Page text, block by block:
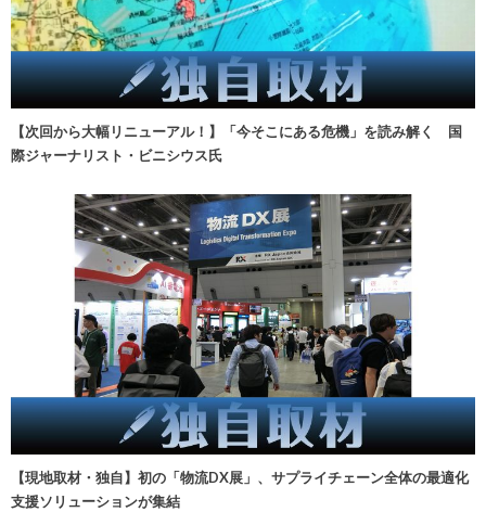
【次回から大幅リニューアル！】「今そこにある危機」を読み解く 国
際ジャーナリスト・ビニシウス氏
【現地取材・独自】初の「物流DX展」、サプライチェーン全体の最適化
支援ソリューションが集結